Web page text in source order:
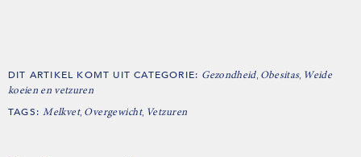
DIT ARTIKEL KOMT UIT CATEGORIE: Gezondheid, Obesitas, Weide
koeien en vetzuren
TAGS:Melkvet, Overgewicht, Vetzuren